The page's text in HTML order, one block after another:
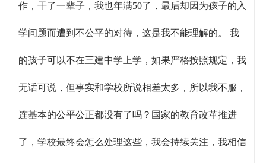
作，干了一辈子，我也年满50了，最后却因为孩子的入
学问题而遭到不公平的对待，这是我不能理解的。 我
的孩子可以不在三建中学上学，如果严格按照规定，我
无话可说，但事实和学校所说相差太多，所以我不服，
连基本的公平公正都没有了吗？国家的教育改革推进
了，学校最终会怎么处理这些，我会持续关注，我相信